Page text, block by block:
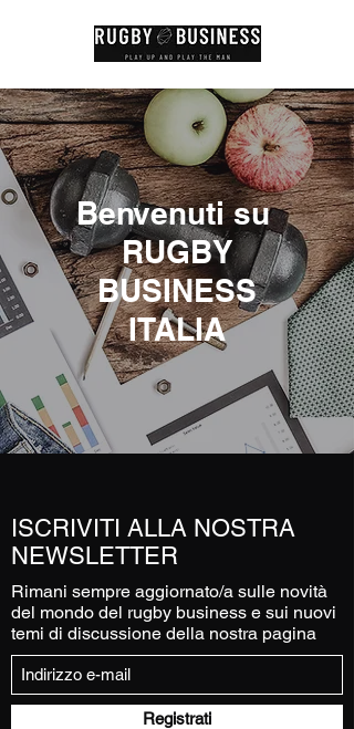
Benvenuti su
RUGBY
BUSINESS
ITALIA
ISCRIVITI ALLA NOSTRA
NEWSLETTER
Rimani sempre aggiornato/a sulle novità
del mondo del rugby business e sui nuovi
temi di discussione della nostra pagina
Registrati